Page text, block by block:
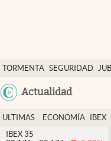
TORMENTA SEGURIDAD
Actualidad
Economía y finanzas
Política
Actualidad
Criptomonedas
ULTIMAS
NOTICIAS
ECONOMÍA
IBEX
IBEX 35